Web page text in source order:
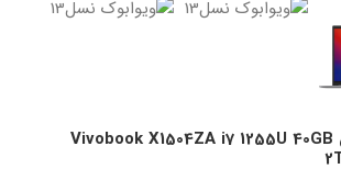
لپ تاپ ایسوس Vivobook X1504ZA i7 1255U 40GB